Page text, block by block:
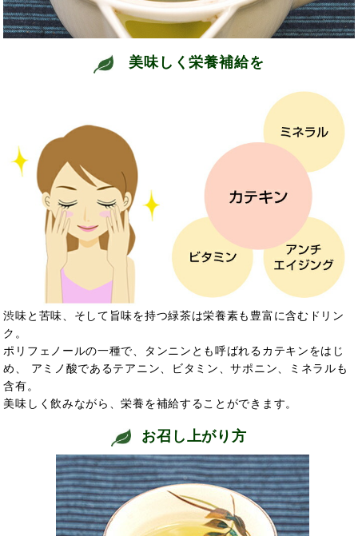
美味しく栄養補給を
渋味と苦味、そして旨味を持つ緑茶は栄養素も豊富に含むドリン
ク。
ポリフェノールの一種で、タンニンとも呼ばれるカテキンをはじ
め、 アミノ酸であるテアニン、ビタミン、サポニン、ミネラルも
含有。
美味しく飲みながら、栄養を補給することができます。
お召し上がり方